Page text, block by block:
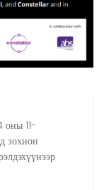
11-
зохион